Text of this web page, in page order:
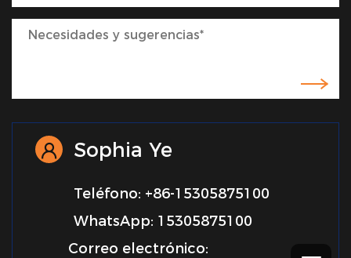
Sophia Ye
Teléfono: +86-15305875100
WhatsApp: 15305875100
Correo electrónico: